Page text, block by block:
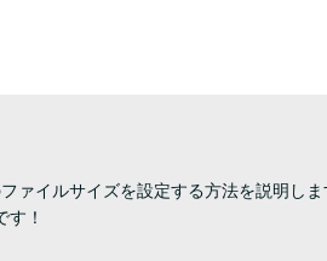
ァイルサイズを設定する方法を説明し
！